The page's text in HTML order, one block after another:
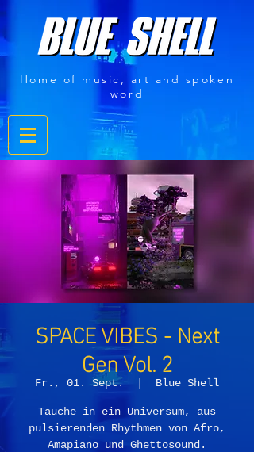
Home of music, art and spoken
word
SPACE VIBES - Next
Gen Vol. 2
Fr., 01. Sept.
  |
Blue Shell
Tauche in ein Universum, aus
pulsierenden Rhythmen von Afro,
Amapiano und Ghettosound.